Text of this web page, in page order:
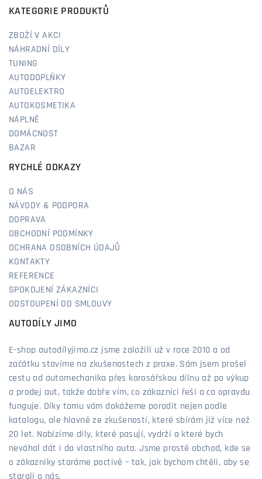
KATEGORIE PRODUKTŮ
ZBOŽÍ V AKCI
NÁHRADNÍ DÍLY
TUNING
AUTODOPLŇKY
AUTOELEKTRO
AUTOKOSMETIKA
NÁPLNĚ
DOMÁCNOST
BAZAR
RYCHLÉ ODKAZY
O NÁS
NÁVODY & PODPORA
DOPRAVA
OBCHODNÍ PODMÍNKY
OCHRANA OSOBNÍCH ÚDAJŮ
KONTAKTY
REFERENCE
SPOKOJENÍ ZÁKAZNÍCI
ODSTOUPENÍ OD SMLOUVY
AUTODÍLY JIMO
E-shop autodílyjimo.cz jsme založili už v roce 2010 a od
začátku stavíme na zkušenostech z praxe. Sám jsem prošel
cestu od automechanika přes karosářskou dílnu až po výkup
a prodej aut, takže dobře vím, co zákazníci řeší a co opravdu
funguje. Díky tomu vám dokážeme poradit nejen podle
katalogu, ale hlavně ze zkušeností, které sbírám již více než
20 let. Nabízíme díly, které pasují, vydrží a které bych
neváhal dát i do vlastního auta. Jsme prostě obchod, kde se
o zákazníky staráme poctivě – tak, jak bychom chtěli, aby se
starali o nás.